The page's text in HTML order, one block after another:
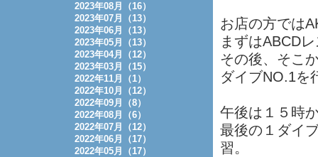
お店の方では
まずはABCD
その後、そこ
ダイブNO.1を
午後は１５時
最後の１ダイ
習。
2023年08月（16）
2023年07月（13）
2023年06月（13）
2023年05月（13）
2023年04月（12）
2023年03月（15）
2022年11月（1）
2022年10月（12）
2022年09月（8）
2022年08月（6）
2022年07月（12）
2022年06月（17）
2022年05月（17）